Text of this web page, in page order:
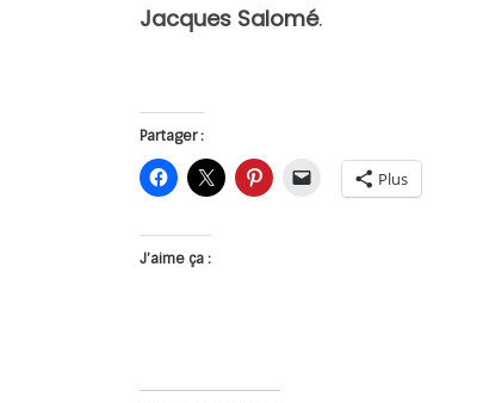
Jacques Salomé.
Partager :
Plus
J’aime ça :